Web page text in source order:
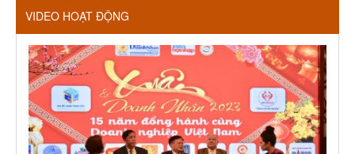
VIDEO HOẠT ĐỘNG